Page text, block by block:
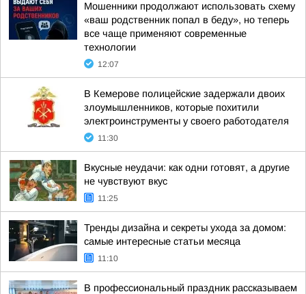
Мошенники продолжают использовать схему
«ваш родственник попал в беду», но теперь
все чаще применяют современные
технологии
12:07
В Кемерове полицейские задержали двоих
злоумышленников, которые похитили
электроинструменты у своего работодателя
11:30
Вкусные неудачи: как одни готовят, а другие
не чувствуют вкус
11:25
Тренды дизайна и секреты ухода за домом:
самые интересные статьи месяца
11:10
В профессиональный праздник рассказываем